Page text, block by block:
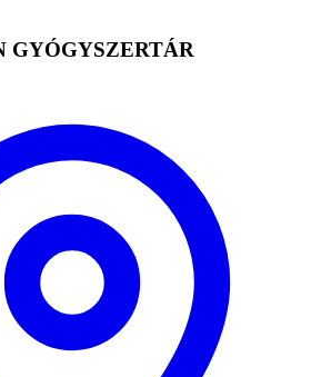
GYÓGYSZERTÁR